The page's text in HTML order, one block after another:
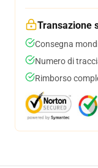
Transazione
Consegna
Numero di
Rimborso